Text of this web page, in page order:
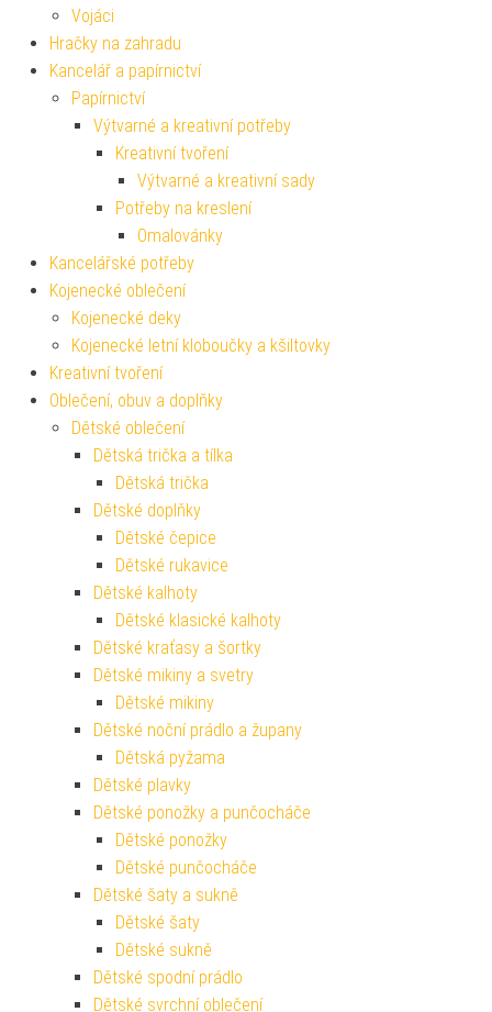
Vojáci
Hračky na zahradu
Kancelář a papírnictví
Papírnictví
Výtvarné a kreativní potřeby
Kreativní tvoření
Výtvarné a kreativní sady
Potřeby na kreslení
Omalovánky
Kancelářské potřeby
Kojenecké oblečení
Kojenecké deky
Kojenecké letní kloboučky a kšiltovky
Kreativní tvoření
Oblečení, obuv a doplňky
Dětské oblečení
Dětská trička a tílka
Dětská trička
Dětské doplňky
Dětské čepice
Dětské rukavice
Dětské kalhoty
Dětské klasické kalhoty
Dětské kraťasy a šortky
Dětské mikiny a svetry
Dětské mikiny
Dětské noční prádlo a župany
Dětská pyžama
Dětské plavky
Dětské ponožky a punčocháče
Dětské ponožky
Dětské punčocháče
Dětské šaty a sukně
Dětské šaty
Dětské sukně
Dětské spodní prádlo
Dětské svrchní oblečení